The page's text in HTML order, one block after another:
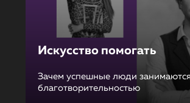
Искусство помогать
Зачем успешные люди занимаются
благотворительностью